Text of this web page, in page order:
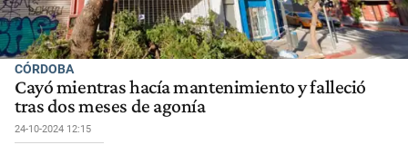
CÓRDOBA
Cayó mientras hacía mantenimiento y falleció
tras dos meses de agonía
24-10-2024 12:15